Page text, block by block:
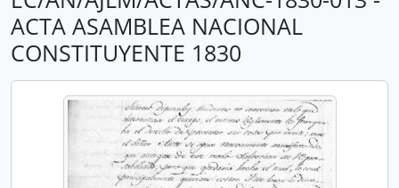
ACTA ASAMBLEA NACIONAL
CONSTITUYENTE 1830